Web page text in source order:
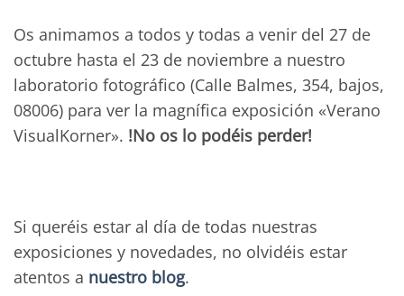
Os animamos a todos y todas a venir del 27 de
octubre hasta el 23 de noviembre a nuestro
laboratorio fotográfico (Calle Balmes, 354, bajos,
08006) para ver la magnífica exposición «Verano
VisualKorner». !No os lo podéis perder!
Si queréis estar al día de todas nuestras
exposiciones y novedades, no olvidéis estar
atentos a nuestro blog.